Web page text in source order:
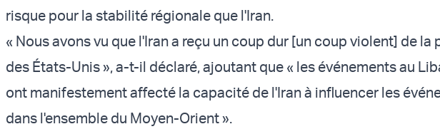
risque pour la stabilité régionale que l'Iran.
« Nous avons vu que l'Iran a reçu un coup dur [un coup violent] de la
des États-Unis », a-t-il déclaré, ajoutant que « les événements au
ont manifestement affecté la capacité de l'Iran à influencer les
dans l'ensemble du Moyen-Orient ».